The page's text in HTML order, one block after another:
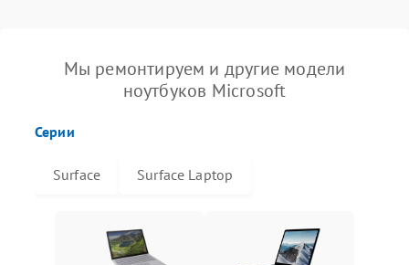
Мы ремонтируем и другие модели
ноутбуков Microsoft
Серии
Surface Surface Laptop